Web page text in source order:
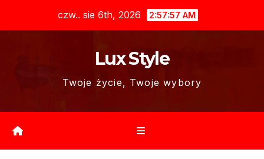
czw.. sie 6th, 2026 2:57:59 AM
Lux Style
Twoje życie, Twoje wybory